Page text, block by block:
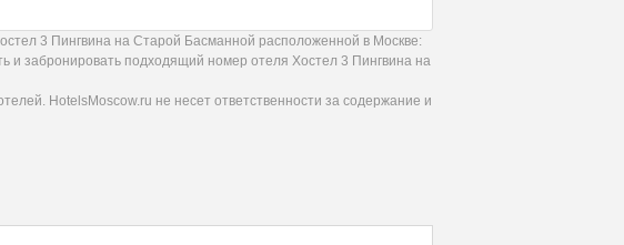
3 Пингвина на Старой Басманной расположенной в Москве:
забронировать подходящий номер отеля Хостел 3 Пингвина на
HotelsMoscow.ru не несет ответственности за содержание и